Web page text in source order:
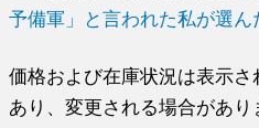
予備軍」と言われた私が選ん
価格および在庫状況は表示
あり、変更される場合があ